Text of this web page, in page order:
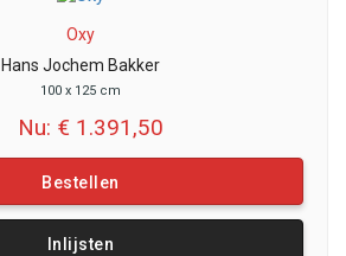
Oxy
Hans Jochem Bakker
100 x 125 cm
Nu: € 1.391,50
Bestellen
Inlijsten